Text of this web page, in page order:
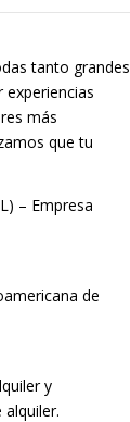
tanto grandes
más
que tu
– Empresa
de
y